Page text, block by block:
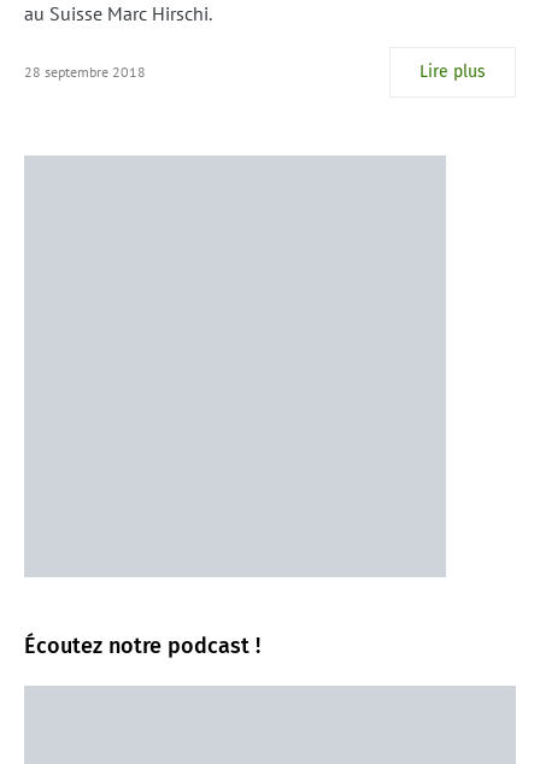
au Suisse Marc Hirschi.
28 septembre 2018 Lire plus
Écoutez notre podcast !